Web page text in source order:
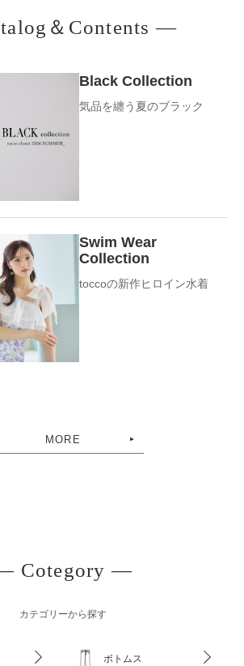
＆Contents ―
Black Collection
気品を纏う夏のブラック
Swim Wear
Collection
toccoの新作ヒロイン水着
MORE
Cotegory ―
カテゴリーから探す
ボトムス